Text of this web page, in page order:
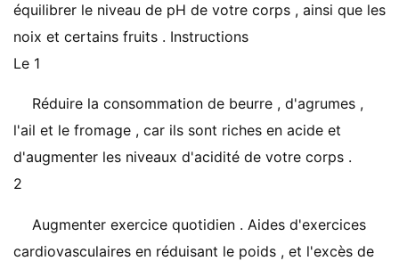
équilibrer le niveau de pH de votre corps , ainsi que les
noix et certains fruits . Instructions
Le 1
Réduire la consommation de beurre , d'agrumes ,
l'ail et le fromage , car ils sont riches en acide et
d'augmenter les niveaux d'acidité de votre corps .
2
Augmenter exercice quotidien . Aides d'exercices
cardiovasculaires en réduisant le poids , et l'excès de